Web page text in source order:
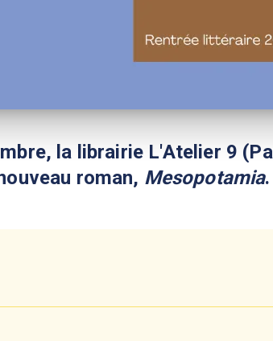
la librairie L'Atelier 9
roman, Mesopotamia.